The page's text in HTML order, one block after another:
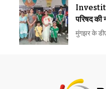
परिषद की
समारोह
मुंगझर के